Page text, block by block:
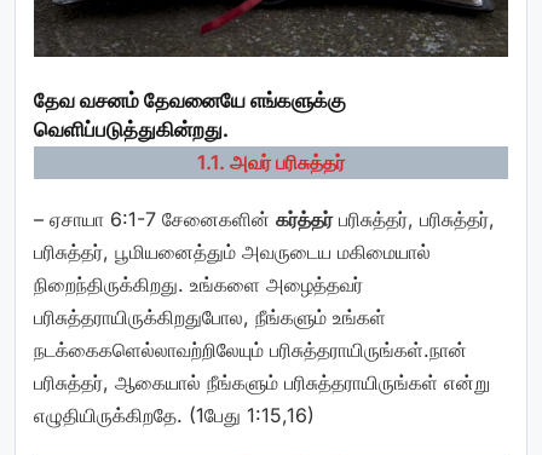
தேவ வசனம் தேவனையே எங்களுக்கு
வெளிப்படுத்துகின்றது.
1.1. அவர் பரிசுத்தர்
– ஏசாயா 6:1-7 சேனைகளின் கர்த்தர்பரிசுத்தர், பரிசுத்தர்,
பரிசுத்தர், பூமியனைத்தும் அவருடைய மகிமையால்
நிறைந்திருக்கிறது. உங்களை அழைத்தவர்
பரிசுத்தராயிருக்கிறதுபோல, நீங்களும் உங்கள்
நடக்கைகளெல்லாவற்றிலேயும் பரிசுத்தராயிருங்கள்.நான்
பரிசுத்தர், ஆகையால் நீங்களும் பரிசுத்தராயிருங்கள் என்று
எழுதியிருக்கிறதே. (1பேது 1:15,16)